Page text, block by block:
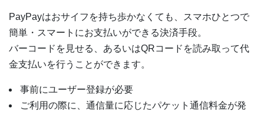
PayPayはおサイフを持ち歩かなくても、スマホひとつで
簡単・スマートにお支払いができる決済手段。
バーコードを見せる、あるいはQRコードを読み取って代
金支払いを行うことができます。
事前にユーザー登録が必要
ご利用の際に、通信量に応じたパケット通信料金が発